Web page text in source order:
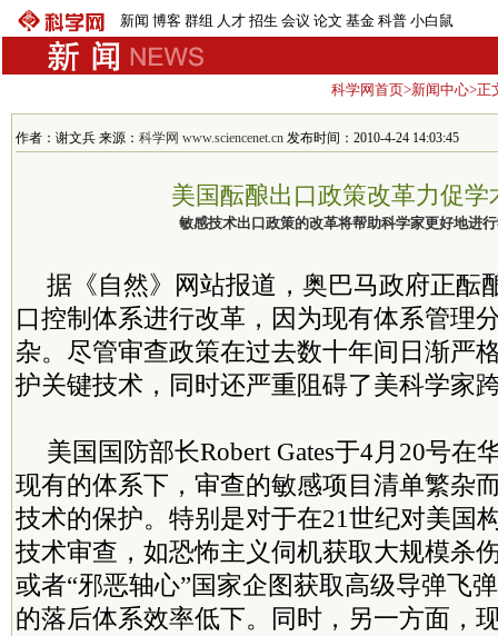
新闻 博客 群组 人才 招生 会议 论文 基金 科普 小白鼠
科学网首页>新闻中心>正
作者：谢文兵 来源： 科学网 www.sciencenet.cn 发布时间：2010-4-24 14:03:45
美国酝酿出口政策改革力促学
敏感技术出口政策的改革将帮助科学家更好地进
据《自然》网站报道，奥巴马政府正酝
口控制体系进行改革，因为现有体系管理
杂。尽管审查政策在过去数十年间日渐严
护关键技术，同时还严重阻碍了美科学家
美国国防部长Robert Gates于4月20号在
现有的体系下，审查的敏感项目清单繁杂
技术的保护。特别是对于在21世纪对美国
技术审查，如恐怖主义伺机获取大规模杀
或者“邪恶轴心”国家企图获取高级导弹飞
的落后体系效率低下。同时，另一方面，